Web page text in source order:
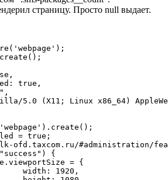
страницу. Просто null выдает.
true,
5.0 (X11; Linux x86_64)
= true;
ofd.taxcom.ru/#administration/
{